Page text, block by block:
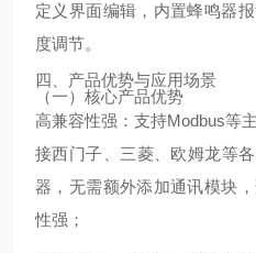
定义界面编辑，内置蜂鸣器
度调节。
四、产品优势与应用场景
（一）核心产品优势
高兼容性强：支持Modbus等
接西门子、三菱、欧姆龙等
器，无需额外添加通讯模块
性强；